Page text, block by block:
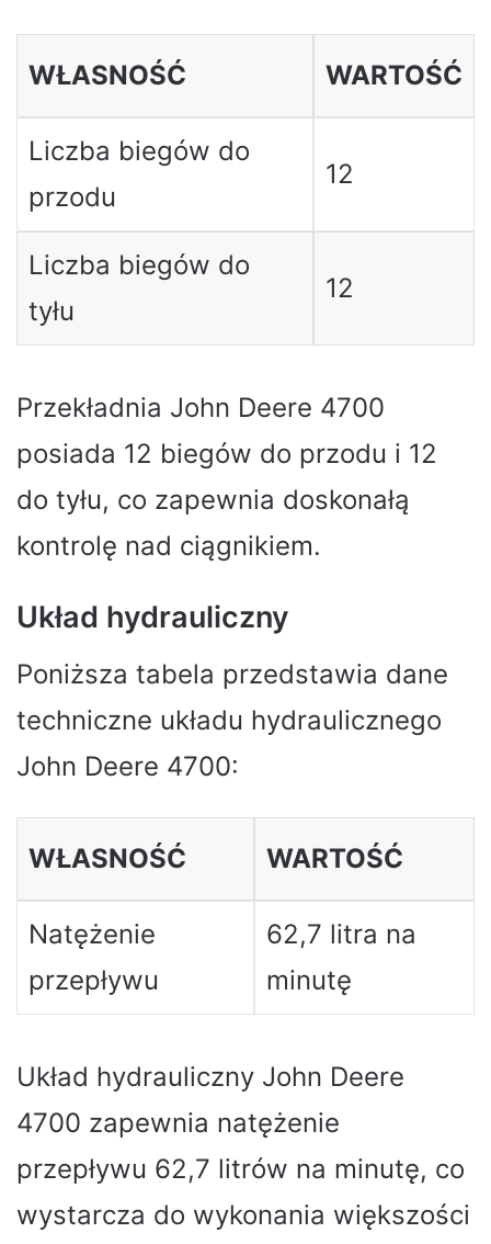
WŁASNOŚĆ WARTOŚĆ
Liczba biegów do
przodu
12
Liczba biegów do
tyłu
12
Przekładnia John Deere 4700
posiada 12 biegów do przodu i 12
do tyłu, co zapewnia doskonałą
kontrolę nad ciągnikiem.
Układ hydrauliczny
Poniższa tabela przedstawia dane
techniczne układu hydraulicznego
John Deere 4700:
WŁASNOŚĆ WARTOŚĆ
Natężenie
przepływu
62,7 litra na
minutę
Układ hydrauliczny John Deere
4700 zapewnia natężenie
przepływu 62,7 litrów na minutę, co
wystarcza do wykonania większości